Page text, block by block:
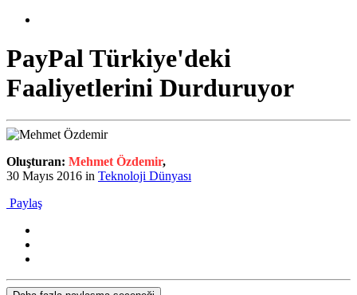
PayPal Türkiye'deki
Faaliyetlerini Durduruyor
Oluşturan: Mehmet Özdemir,
30 Mayıs 2016 in Teknoloji Dünyası
Paylaş